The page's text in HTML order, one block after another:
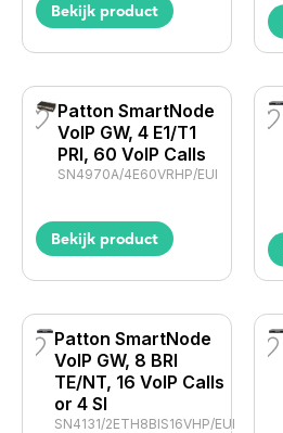
Bekijk product
Patton SmartNode
VoIP GW, 4 E1/T1
PRI, 60 VoIP Calls
SN4970A/4E60VRHP/EUI
Bekijk product
Patton SmartNode
VoIP GW, 8 BRI
TE/NT, 16 VoIP Calls
or 4 SI
SN4131/2ETH8BIS16VHP/EUI